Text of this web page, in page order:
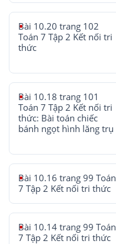
Bài 10.20 trang 102
Toán 7 Tập 2 Kết nối tri
thức
Bài 10.18 trang 101
Toán 7 Tập 2 Kết nối tri
thức: Bài toán chiếc
bánh ngọt hình lăng trụ
Bài 10.16 trang 99 Toán
7 Tập 2 Kết nối tri thức
Bài 10.14 trang 99 Toán
7 Tập 2 Kết nối tri thức